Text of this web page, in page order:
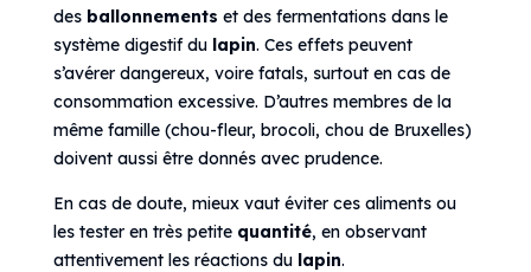
des ballonnements et des fermentations dans le
système digestif du lapin. Ces effets peuvent
s’avérer dangereux, voire fatals, surtout en cas de
consommation excessive. D’autres membres de la
même famille (chou-fleur, brocoli, chou de Bruxelles)
doivent aussi être donnés avec prudence.
En cas de doute, mieux vaut éviter ces aliments ou
les tester en très petite quantité, en observant
attentivement les réactions du lapin.